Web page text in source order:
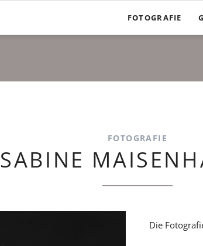
FOTOGRAFIE
FOTOGRAFIE
SABINE
Die